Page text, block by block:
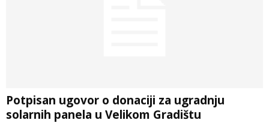
Potpisan ugovor o donaciji za ugradnju
solarnih panela u Velikom Gradištu